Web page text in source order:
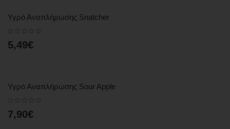
Υγρό Αναπλήρωσης Snatcher
5,49€
Υγρό Αναπλήρωσης Sour Apple
7,90€